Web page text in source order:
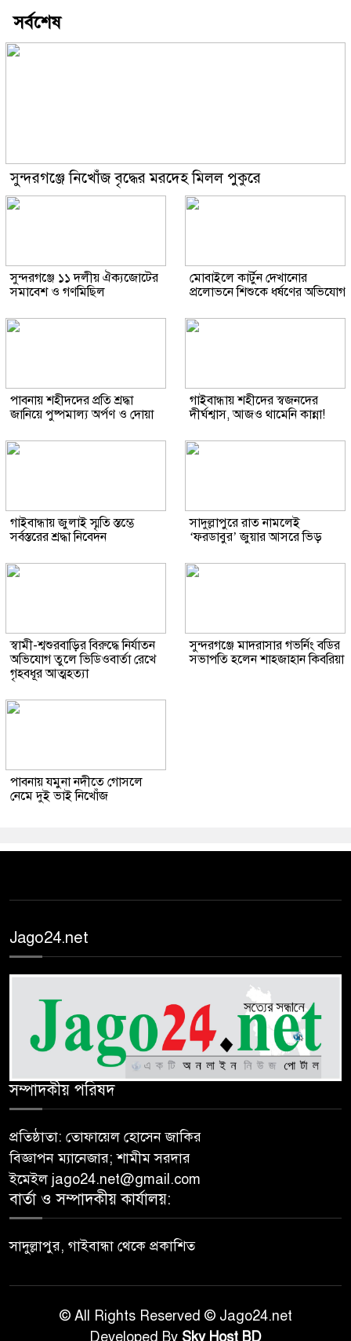
সর্বশেষ
সুন্দরগঞ্জে নিখোঁজ বৃদ্ধের মরদেহ মিলল পুকুরে
সুন্দরগঞ্জে ১১ দলীয় ঐক্যজোটের
সমাবেশ ও গণমিছিল
মোবাইলে কার্টুন দেখানোর
প্রলোভনে শিশুকে ধর্ষণের অভিযোগ
পাবনায় শহীদদের প্রতি শ্রদ্ধা
জানিয়ে পুষ্পমাল্য অর্পণ ও দোয়া
গাইবান্ধায় শহীদের স্বজনদের
দীর্ঘশ্বাস, আজও থামেনি কান্না!
গাইবান্ধায় জুলাই স্মৃতি স্তম্ভে
সর্বস্তরের শ্রদ্ধা নিবেদন
সাদুল্লাপুরে রাত নামলেই
‘ফরডাবুর’ জুয়ার আসরে ভিড়
স্বামী-শ্বশুরবাড়ির বিরুদ্ধে নির্যাতন
অভিযোগ তুলে ভিডিওবার্তা রেখে
গৃহবধূর আত্মহত্যা
সুন্দরগঞ্জে মাদরাসার গভর্নিং বডির
সভাপতি হলেন শাহজাহান কিবরিয়া
পাবনায় যমুনা নদীতে গোসলে
নেমে দুই ভাই নিখোঁজ
Jago24.net
সম্পাদকীয় পরিষদ
প্রতিষ্ঠাতা: তোফায়েল হোসেন জাকির
বিজ্ঞাপন ম্যানেজার; শামীম সরদার
ইমেইল jago24.net@gmail.com
বার্তা ও সম্পাদকীয় কার্যালয়:
সাদুল্লাপুর, গাইবান্ধা থেকে প্রকাশিত
© All Rights Reserved © Jago24.net
Developed By Sky Host BD